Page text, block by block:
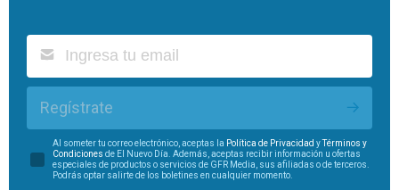
Regístrate
Al someter tu correo electrónico, aceptas la Política de Privacidad yTérminos y
Condiciones de El Nuevo Día. Además, aceptas recibir información u ofertas
especiales de productos o servicios de GFR Media, sus afiliadas o de terceros.
Podrás optar salirte de los boletines en cualquier momento.